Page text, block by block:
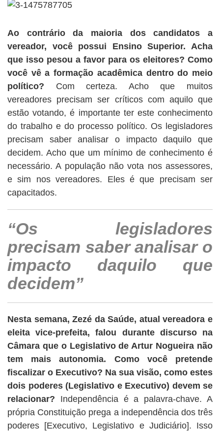
Ao contrário da maioria dos candidatos a
vereador, você possui Ensino Superior. Acha
que isso pesou a favor para os eleitores? Como
você vê a formação acadêmica dentro do meio
político? Com certeza. Acho que muitos
vereadores precisam ser críticos com aquilo que
estão votando, é importante ter este conhecimento
do trabalho e do processo político. Os legisladores
precisam saber analisar o impacto daquilo que
decidem. Acho que um mínimo de conhecimento é
necessário. A população não vota nos assessores,
e sim nos vereadores. Eles é que precisam ser
capacitados.
“Os legisladores
precisam saber analisar o
impacto daquilo que
decidem”
Nesta semana, Zezé da Saúde, atual vereadora e
eleita vice-prefeita, falou durante discurso na
Câmara que o Legislativo de Artur Nogueira não
tem mais autonomia. Como você pretende
fiscalizar o Executivo? Na sua visão, como estes
dois poderes (Legislativo e Executivo) devem se
relacionar? Independência é a palavra-chave. A
própria Constituição prega a independência dos três
poderes [Executivo, Legislativo e Judiciário]. Isso